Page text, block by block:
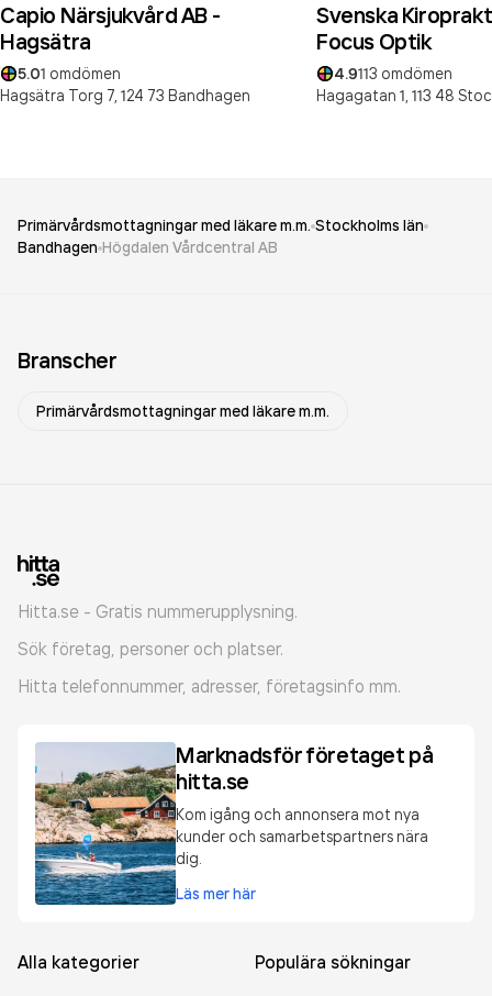
Capio Närsjukvård AB -
Hagsätra
5.01 omdömen
Hagsätra Torg 7, 124 73 Bandhagen
Svenska
Focus Optik
4.9113 omdömen
Hagagatan 1, 113 48
Primärvårdsmottagningar med läkare m.m. Stockholms län
Bandhagen Högdalen Vårdcentral AB
Branscher
Primärvårdsmottagningar med läkare m.m.
Hitta.se - Gratis nummerupplysning.
Sök företag, personer och platser.
Hitta telefonnummer, adresser, företagsinfo mm.
Marknadsför företaget på
hitta.se
Kom igång och annonsera mot nya
kunder och samarbetspartners nära
dig.
Läs mer här
Alla kategorier
Populära sökningar